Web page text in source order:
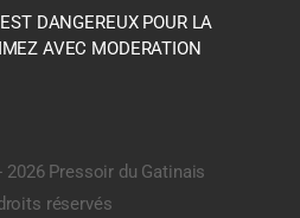
EST DANGEREUX POUR LA
AVEC MODERATION
Pressoir du Gatinais
réservés